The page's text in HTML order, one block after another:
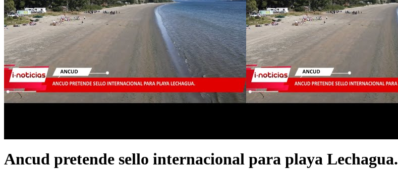
Ancud pretende sello internacional para playa Lechagua.